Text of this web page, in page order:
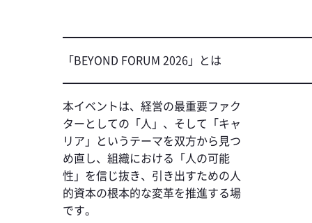
「BEYOND FORUM 2026」とは
本イベントは、経営の最重要ファク
ターとしての「人」、そして「キャ
リア」というテーマを双方から見つ
め直し、組織における「人の可能
性」を信じ抜き、引き出すための人
的資本の根本的な変革を推進する場
です。